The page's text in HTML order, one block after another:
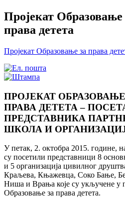
Пројекат Образовање
права детета
Пројекат Образовање за права
ПРОЈЕКАТ
ПРАВА ДЕТЕТА –
ПРЕДСТАВНИКА
ШКОЛА И
У петак, 2. октобра 2015. године,
су посетили представници 8
и 5 организација цивилног
Краљева, Књажевца, Соко Бање,
Ниша и Врања које су укључене у
Образовање за права детета.